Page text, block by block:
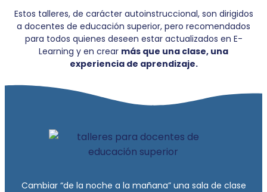
Estos talleres, de carácter autoinstruccional, son dirigidos
a docentes de educación superior, pero recomendados
para todos quienes deseen estar actualizados en E-
Learning y en crear más que una clase, una
experiencia de aprendizaje.
Cambiar “de la noche a la mañana” una sala de clase